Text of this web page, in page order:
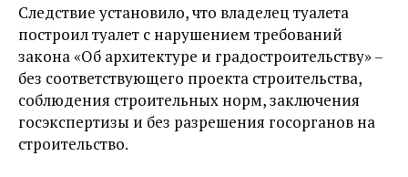
Следствие установило, что владелец туалета
построил туалет с нарушением требований
закона «Об архитектуре и градостроительству» –
без соответствующего проекта строительства,
соблюдения строительных норм, заключения
госэкспертизы и без разрешения госорганов на
строительство.